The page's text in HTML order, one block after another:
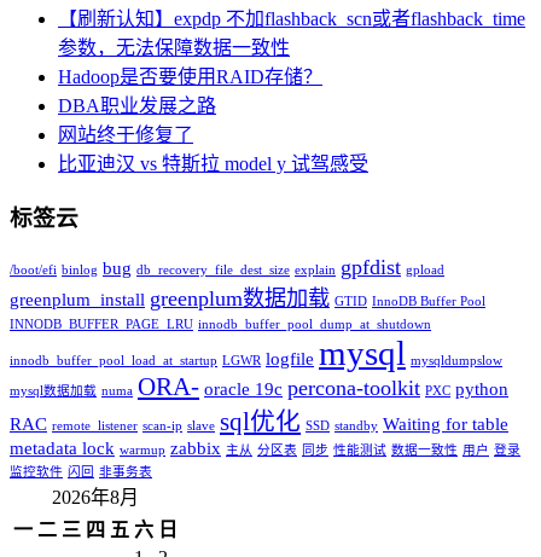
【刷新认知】expdp 不加flashback_scn或者flashback_time
参数，无法保障数据一致性
Hadoop是否要使用RAID存储？
DBA职业发展之路
网站终于修复了
比亚迪汉 vs 特斯拉 model y 试驾感受
标签云
/boot/efi binlog bug db_recovery_file_dest_size explain gpfdist gpload
greenplum_install greenplum数据加载 GTID InnoDB Buffer Pool
INNODB_BUFFER_PAGE_LRU innodb_buffer_pool_dump_at_shutdown
innodb_buffer_pool_load_at_startup LGWR logfile mysql mysqldumpslow
mysql数据加载 numa ORA- oracle 19c percona-toolkit PXC python
RAC remote_listener scan-ip slave sql优化 SSD standby Waiting for table
metadata lock warmup zabbix 主从 分区表 同步 性能测试 数据一致性 用户 登录
监控软件 闪回 非事务表
2026年8月
一 二 三 四 五 六 日